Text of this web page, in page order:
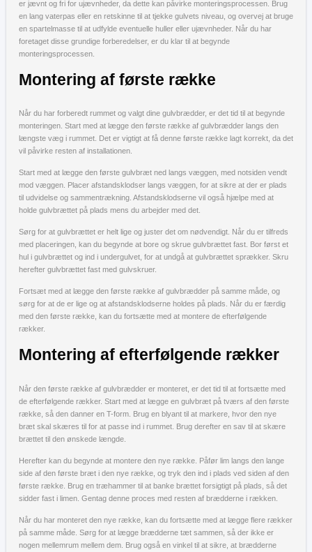
er jævnt og fri for ujævnheder, da dette kan påvirke monteringsprocessen. Brug
en lang vaterpas eller en retskinne til at tjekke gulvets niveau, og overvej at bruge
en spartelmasse til at udfylde eventuelle huller eller ujævnheder. Når du har
foretaget disse grundige forberedelser, er du klar til at begynde
monteringsprocessen.
Montering af første række
Når du har forberedt rummet og valgt dine gulvbrædder, er det tid til at begynde
monteringen. Start med at lægge den første række af gulvbrædder langs den
længste væg i rummet. Det er vigtigt at få denne første række lagt korrekt, da det
vil påvirke resten af installationen.
Start med at lægge den første gulvbræt ned langs væggen, med notsiden vendt
mod væggen. Placer afstandsklodser langs væggen, for at sikre at der er plads
til udvidelse og sammentrækning. Afstandsklodserne vil også hjælpe med at
holde gulvbrættet på plads mens du arbejder med det.
Sørg for at gulvbrættet er helt lige og juster det om nødvendigt. Når du er tilfreds
med placeringen, kan du begynde at bore og skrue gulvbrættet fast. Bor først et
hul i gulvbrættet og ind i undergulvet, for at undgå at gulvbrættet sprækker. Skru
herefter gulvbrættet fast med gulvskruer.
Fortsæt med at lægge den første række af gulvbrædder på samme måde, og
sørg for at de er lige og at afstandsklodserne holdes på plads. Når du er færdig
med den første række, kan du fortsætte med at montere de efterfølgende
rækker.
Montering af efterfølgende rækker
Når den første række af gulvbrædder er monteret, er det tid til at fortsætte med
de efterfølgende rækker. Start med at lægge en gulvbræt på tværs af den første
række, så den danner en T-form. Brug en blyant til at markere, hvor den nye
bræt skal skæres til for at passe ind i rummet. Brug derefter en sav til at skære
brættet til den ønskede længde.
Herefter kan du begynde at montere den nye række. Påfør lim langs den lange
side af den første bræt i den nye række, og tryk den ind i plads ved siden af den
første række. Brug en træhammer til at banke brættet forsigtigt på plads, så det
sidder fast i limen. Gentag denne proces med resten af brædderne i rækken.
Når du har monteret den nye række, kan du fortsætte med at lægge flere rækker
på samme måde. Sørg for at lægge brædderne tæt sammen, så der ikke er
nogen mellemrum mellem dem. Brug også en vinkel til at sikre, at brædderne